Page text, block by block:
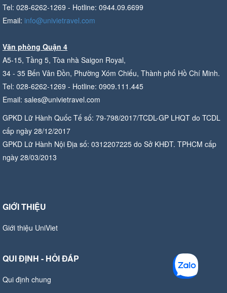
Tel: 028-6262-1269 - Hotline: 0944.09.6699
Email: info@univietravel.com
Văn phòng Quận 4
A5-15, Tầng 5, Tòa nhà Saigon Royal,
34 - 35 Bến Vân Đồn, Phường Xóm Chiếu, Thành phố Hồ Chí Minh.
Tel: 028-6262-1269 - Hotline: 0909.111.445
Email: sales@univietravel.com
GPKD Lữ Hành Quốc Tế số: 79-798/2017/TCDL-GP LHQT do TCDL
cấp ngày 28/12/2017
GPKD Lữ Hành Nội Địa số: 0312207225 do Sở KHĐT. TPHCM cấp
ngày 28/03/2013
GIỚI THIỆU
Giới thiệu UniViet
QUI ĐỊNH - HỎI ĐÁP
Qui định chung